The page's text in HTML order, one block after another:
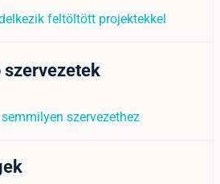
feltöltött projektekkel
szervezetek
szervezethez